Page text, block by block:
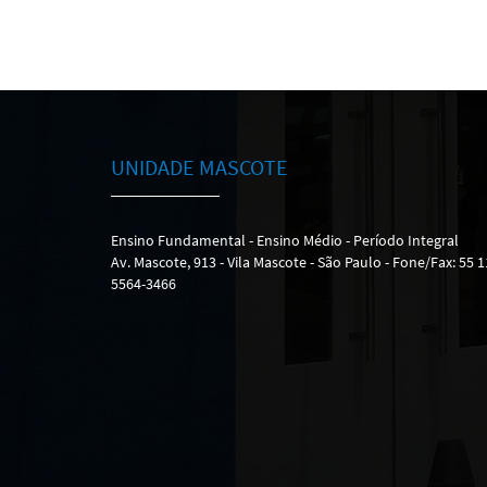
UNIDADE MASCOTE
Ensino Fundamental - Ensino Médio - Período Integral
Av. Mascote, 913 - Vila Mascote - São Paulo - Fone/Fax: 55
5564-3466